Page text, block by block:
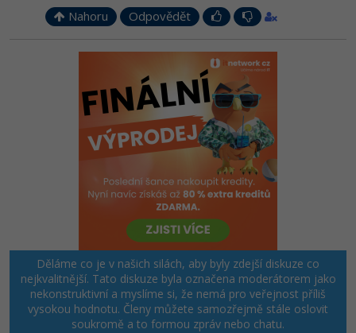
Nahoru Odpovědět
Děláme co je v našich silách, aby byly zdejší diskuze co
nejkvalitnější. Tato diskuze byla označena moderátorem jako
nekonstruktivní a myslíme si, že nemá pro veřejnost příliš
vysokou hodnotu. Členy můžete samozřejmě stále oslovit
soukromě a to formou zpráv nebo chatu.